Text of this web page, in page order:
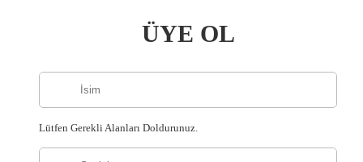
ÜYE OL
Lütfen Gerekli Alanları Doldurunuz.